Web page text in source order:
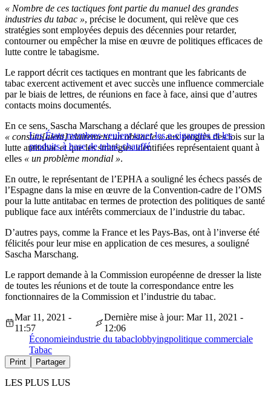
« Nombre de ces tactiques font partie du manuel des grandes
industries du tabac », précise le document, qui relève que ces
stratégies sont employées depuis des décennies pour retarder,
contourner ou empêcher la mise en œuvre de politiques efficaces de
lutte contre le tabagisme.
Le rapport décrit ces tactiques en montrant que les fabricants de
tabac exercent activement et avec succès une influence commerciale
par le biais de lettres, de réunions en face à face, ainsi que d’autres
contacts moins documentés.
Les États membres veulent taxer les e-cigarettes et les
produits à base de tabac chauffé
En ce sens, Sascha Marschang a déclaré que les groupes de pression
« constitu[aient] clairement un obstacle »aux progrès des lois sur la
lutte antitabac et que les stratégies identifiées représentaient quant à
elles « un problème mondial ».
En outre, le représentant de l’EPHA a souligné les échecs passés de
l’Espagne dans la mise en œuvre de la Convention-cadre de l’OMS
pour la lutte antitabac en termes de protection des politiques de santé
publique face aux intérêts commerciaux de l’industrie du tabac.
D’autres pays, comme la France et les Pays-Bas, ont à l’inverse été
félicités pour leur mise en application de ces mesures, a souligné
Sascha Marschang.
Le rapport demande à la Commission européenne de dresser la liste
de toutes les réunions et de toute la correspondance entre les
fonctionnaires de la Commission et l’industrie du tabac.
Mar 11, 2021 -
11:57
Dernière mise à jour: Mar 11, 2021 -
12:06
Économieindustrie du tabaclobbyingpolitique commerciale
Tabac
Print Partager
LES PLUS LUS